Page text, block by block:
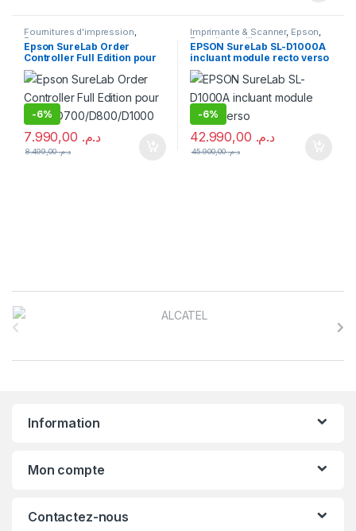
Fournitures d'impression,
Epson
Epson SureLab Order
Controller Full Edition pour
D500/D700/D800/D1000
-6%
د.م.
د.م.8.499,00
Imprimante & Scanner, Epson,
Fournitures d'impression,
Imprimante
EPSON SureLab SL-D1000A
incluant module recto verso
-6%
د.م.
د.م.45.900,00
Information
Mon compte
Contactez-nous